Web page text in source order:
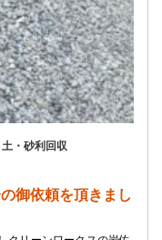
・砂利回収
御依頼を頂きまし